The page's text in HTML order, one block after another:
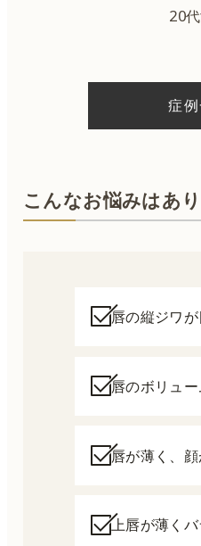
20
症
こんなお悩みはあ
唇の縦ジワ
唇のボリュ
唇が薄く、
上唇が薄く